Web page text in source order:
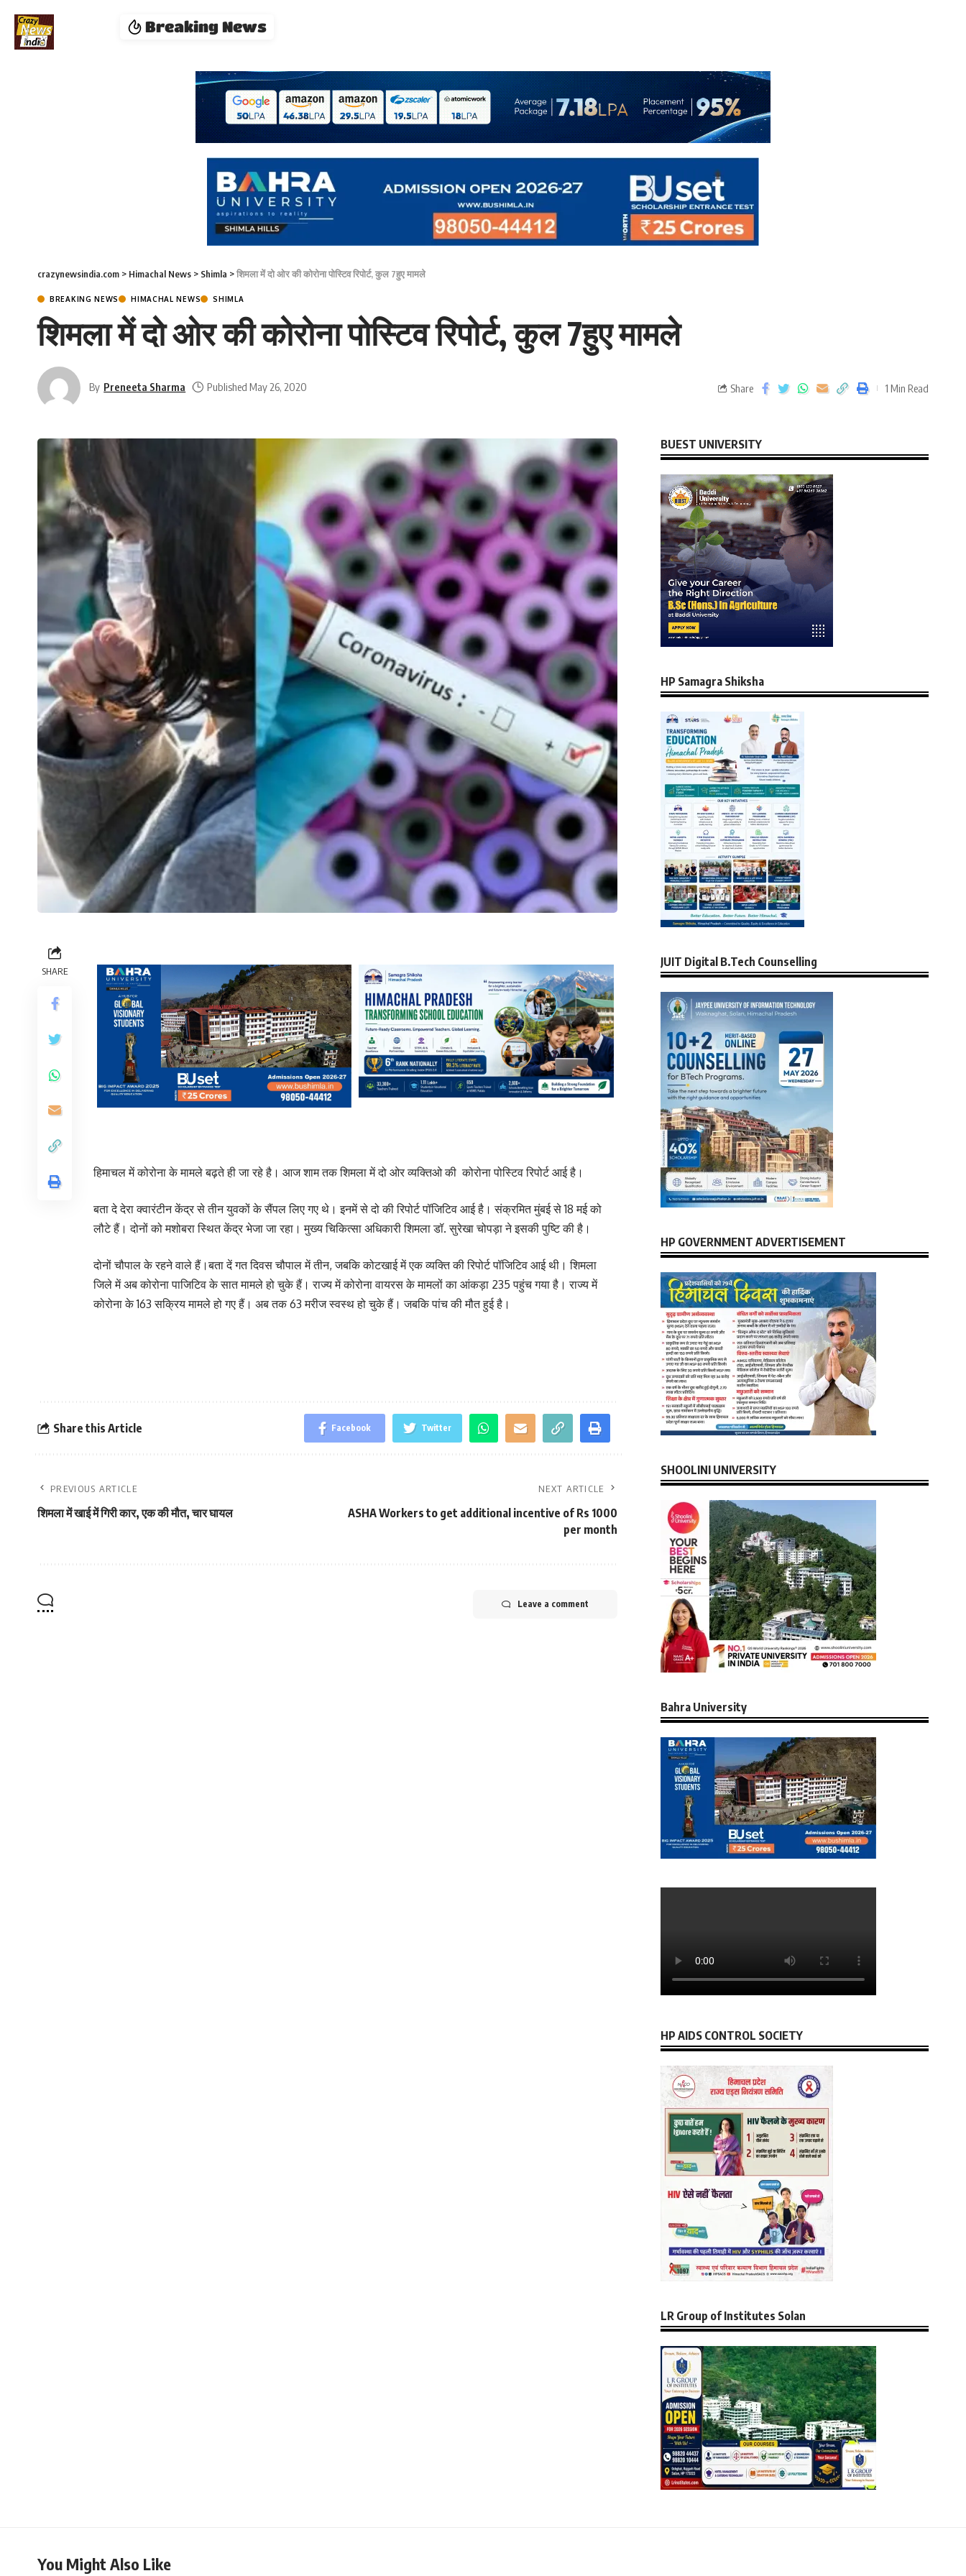
Breaking News
crazynewsindia.com > Himachal News > Shimla >शिमला में दो ओर की कोरोना पोस्टिव रिपोर्ट, कुल 7हुए मामले
BREAKING NEWS HIMACHAL NEWS SHIMLA
शिमला में दो ओर की कोरोना पोस्टिव रिपोर्ट, कुल 7हुए मामले
By Preneeta Sharma Published May 26, 2020 Share 1 Min Read
SHARE
हिमाचल में कोरोना के मामले बढ़ते ही जा रहे है। आज शाम तक शिमला में दो ओर व्यक्तिओ की कोरोना पोस्टिव रिपोर्ट आई है।
बता दे देरा क्वारंटीन केंद्र से तीन युवकों के सैंपल लिए गए थे। इनमें से दो की रिपोर्ट पॉजिटिव आई है। संक्रमित मुंबई से 18 मई को
लौटे हैं। दोनों को मशोबरा स्थित केंद्र भेजा जा रहा। मुख्य चिकित्सा अधिकारी शिमला डॉ. सुरेखा चोपड़ा ने इसकी पुष्टि की है।
दोनों चौपाल के रहने वाले हैं।बता दें गत दिवस चौपाल में तीन, जबकि कोटखाई में एक व्यक्ति की रिपोर्ट पॉजिटिव आई थी। शिमला
जिले में अब कोरोना पाजिटिव के सात मामले हो चुके हैं। राज्य में कोरोना वायरस के मामलों का आंकड़ा 235 पहुंच गया है। राज्य में
कोरोना के 163 सक्रिय मामले हो गए हैं। अब तक 63 मरीज स्वस्थ हो चुके हैं। जबकि पांच की मौत हुई है।
Share this Article Facebook Twitter
PREVIOUS ARTICLE
शिमला में खाई में गिरी कार, एक की मौत, चार घायल
NEXT ARTICLE
ASHA Workers to get additional incentive of Rs 1000
per month
Leave a comment
BUEST UNIVERSITY
HP Samagra Shiksha
JUIT Digital B.Tech Counselling
HP GOVERNMENT ADVERTISEMENT
SHOOLINI UNIVERSITY
Bahra University
HP AIDS CONTROL SOCIETY
LR Group of Institutes Solan
You Might Also Like